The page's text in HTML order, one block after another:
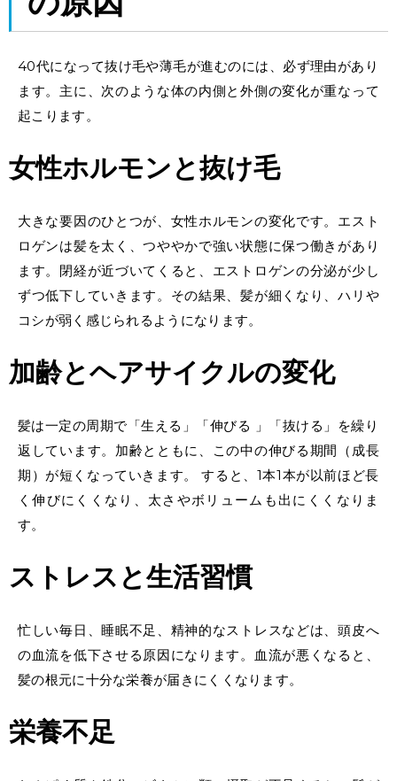
40代になって抜け毛や薄毛が進むのには、必ず理由があり
ます。主に、次のような体の内側と外側の変化が重なって
起こります。
女性ホルモンと抜け毛
大きな要因のひとつが、女性ホルモンの変化です。エスト
ロゲンは髪を太く、つややかで強い状態に保つ働きがあり
ます。閉経が近づいてくると、エストロゲンの分泌が少し
ずつ低下していきます。その結果、髪が細くなり、ハリや
コシが弱く感じられるようになります。
加齢とヘアサイクルの変化
髪は一定の周期で「生える」「伸びる 」「抜ける」を繰り
返しています。加齢とともに、この中の伸びる期間（成長
期）が短くなっていきます。 すると、1本1本が以前ほど長
く伸びにくくなり、太さやボリュームも出にくくなりま
す。
ストレスと生活習慣
忙しい毎日、睡眠不足、精神的なストレスなどは、頭皮へ
の血流を低下させる原因になります。血流が悪くなると、
髪の根元に十分な栄養が届きにくくなります。
栄養不足